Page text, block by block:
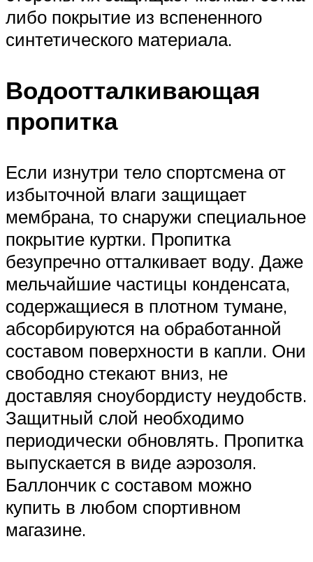
либо покрытие из вспененного
синтетического материала.
Водоотталкивающая
пропитка
Если изнутри тело спортсмена от
избыточной влаги защищает
мембрана, то снаружи специальное
покрытие куртки. Пропитка
безупречно отталкивает воду. Даже
мельчайшие частицы конденсата,
содержащиеся в плотном тумане,
абсорбируются на обработанной
составом поверхности в капли. Они
свободно стекают вниз, не
доставляя сноубордисту неудобств.
Защитный слой необходимо
периодически обновлять. Пропитка
выпускается в виде аэрозоля.
Баллончик с составом можно
купить в любом спортивном
магазине.